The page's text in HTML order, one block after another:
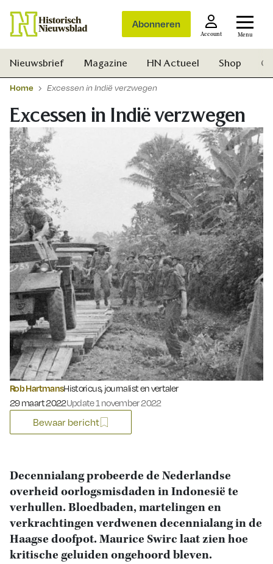
Abonneren
Account Menu
Zoek
Nieuwsbrief Magazine HN Actueel Shop
Home Excessen in Indië verzwegen
Excessen in Indië verzwegen
Rob HartmansHistoricus, journalist en vertaler
Gepubliceerd op:
29 maart 2022Update 1 november 2022
Bewaar bericht
Decennialang probeerde de Nederlandse
overheid oorlogsmisdaden in Indonesië te
verhullen. Bloedbaden, martelingen en
verkrachtingen verdwenen decennialang in de
Haagse doofpot. Maurice Swirc laat zien hoe
kritische geluiden ongehoord bleven.